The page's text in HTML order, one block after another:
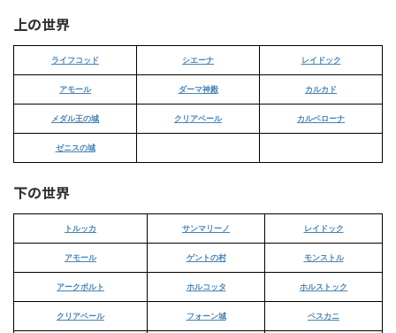
上の世界
ライフコッド シエーナ レイドック
アモール ダーマ神殿 カルカド
メダル王の城 クリアベール カルベローナ
ゼニスの城
下の世界
トルッカ サンマリーノ レイドック
アモール ゲントの村 モンストル
アークボルト ホルコッタ ホルストック
クリアベール フォーン城 ペスカニ